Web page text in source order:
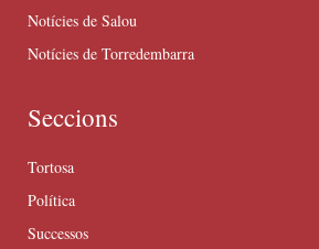
Notícies de Salou
Notícies de Torredembarra
Seccions
Tortosa
Política
Successos